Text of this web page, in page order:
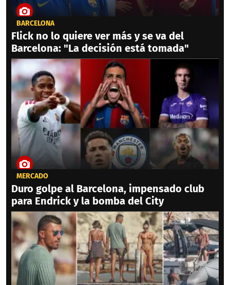
BARCELONA
Flick no lo quiere ver más y se va del
Barcelona: "La decisión está tomada"
MERCADO
Duro golpe al Barcelona, impensado club
para Endrick y la bomba del City